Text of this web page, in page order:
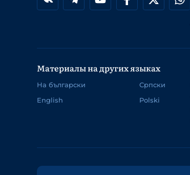
Материалы на других языках
На български
English
Српски
Polski